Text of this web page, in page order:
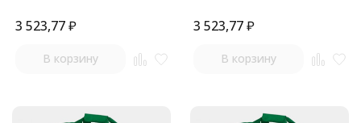
3 523,77₽
В корзину
3 523,77₽
В корзину